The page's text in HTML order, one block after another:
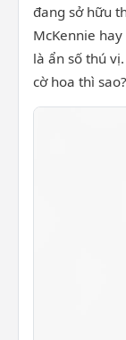
đang sở hữu
McKennie
là ẩn số thú
cờ hoa thì